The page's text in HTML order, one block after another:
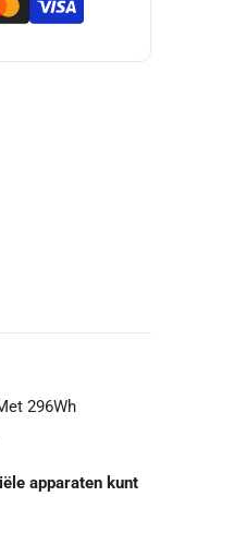
296Wh
apparaten kunt